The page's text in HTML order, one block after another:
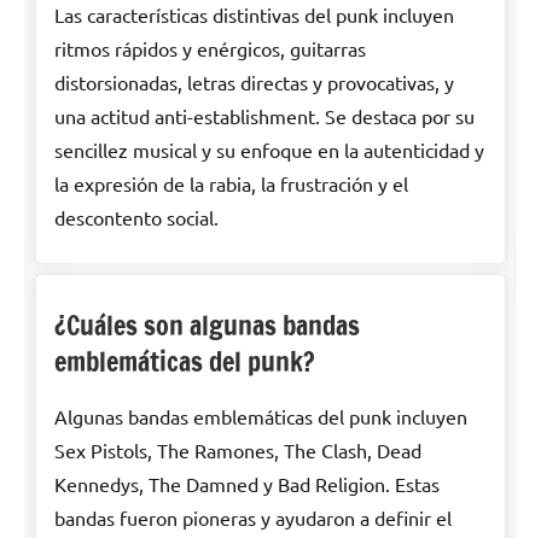
Las características distintivas del punk incluyen
ritmos rápidos y enérgicos, guitarras
distorsionadas, letras directas y provocativas, y
una actitud anti-establishment. Se destaca por su
sencillez musical y su enfoque en la autenticidad y
la expresión de la rabia, la frustración y el
descontento social.
¿Cuáles son algunas bandas
emblemáticas del punk?
Algunas bandas emblemáticas del punk incluyen
Sex Pistols, The Ramones, The Clash, Dead
Kennedys, The Damned y Bad Religion. Estas
bandas fueron pioneras y ayudaron a definir el